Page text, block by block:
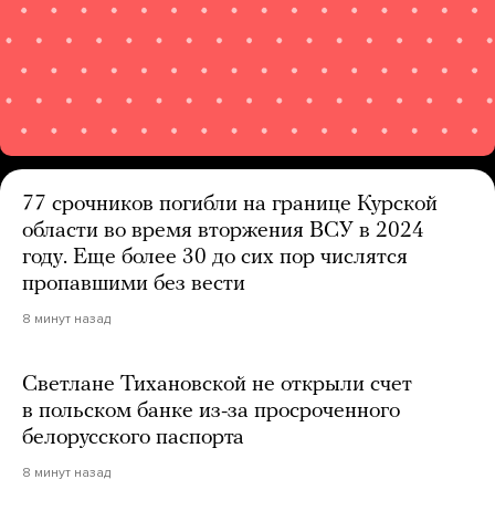
77 срочников погибли на границе Курской
области во время вторжения ВСУ в 2024
году. Еще более 30 до сих пор числятся
пропавшими без вести
8 минут назад
Светлане Тихановской не открыли счет
в польском банке из-за просроченного
белорусского паспорта
8 минут назад